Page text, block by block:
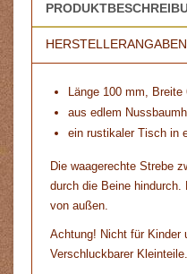
HERSTELLERANGABEN
Länge 100 mm,
aus edlem
ein rustikaler Tisch in
Die waagerechte Strebe
durch die Beine
von außen.
Achtung! Nicht für Kinder
Verschluckbarer